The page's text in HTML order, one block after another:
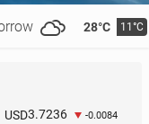
28°C 11°C
USD3.7236 -0.0084